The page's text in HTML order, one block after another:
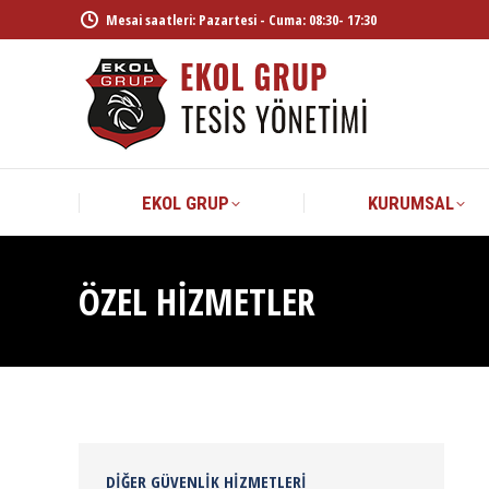
Mesai saatleri: Pazartesi - Cuma: 08:30- 17:30
EKOL GRUP KURUMSAL
ÖZEL HIZMETLER
DIĞER GÜVENLIK HIZMETLERI